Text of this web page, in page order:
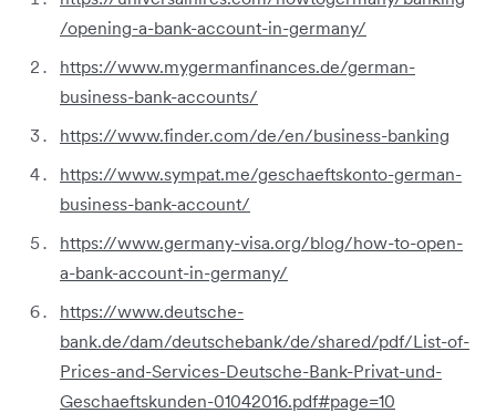
/opening-a-bank-account-in-germany/
https://www.mygermanfinances.de/german-
business-bank-accounts/
https://www.finder.com/de/en/business-banking
https://www.sympat.me/geschaeftskonto-german-
business-bank-account/
https://www.germany-visa.org/blog/how-to-open-
a-bank-account-in-germany/
https://www.deutsche-
bank.de/dam/deutschebank/de/shared/pdf/List-of-
Prices-and-Services-Deutsche-Bank-Privat-und-
Geschaeftskunden-01042016.pdf#page=10